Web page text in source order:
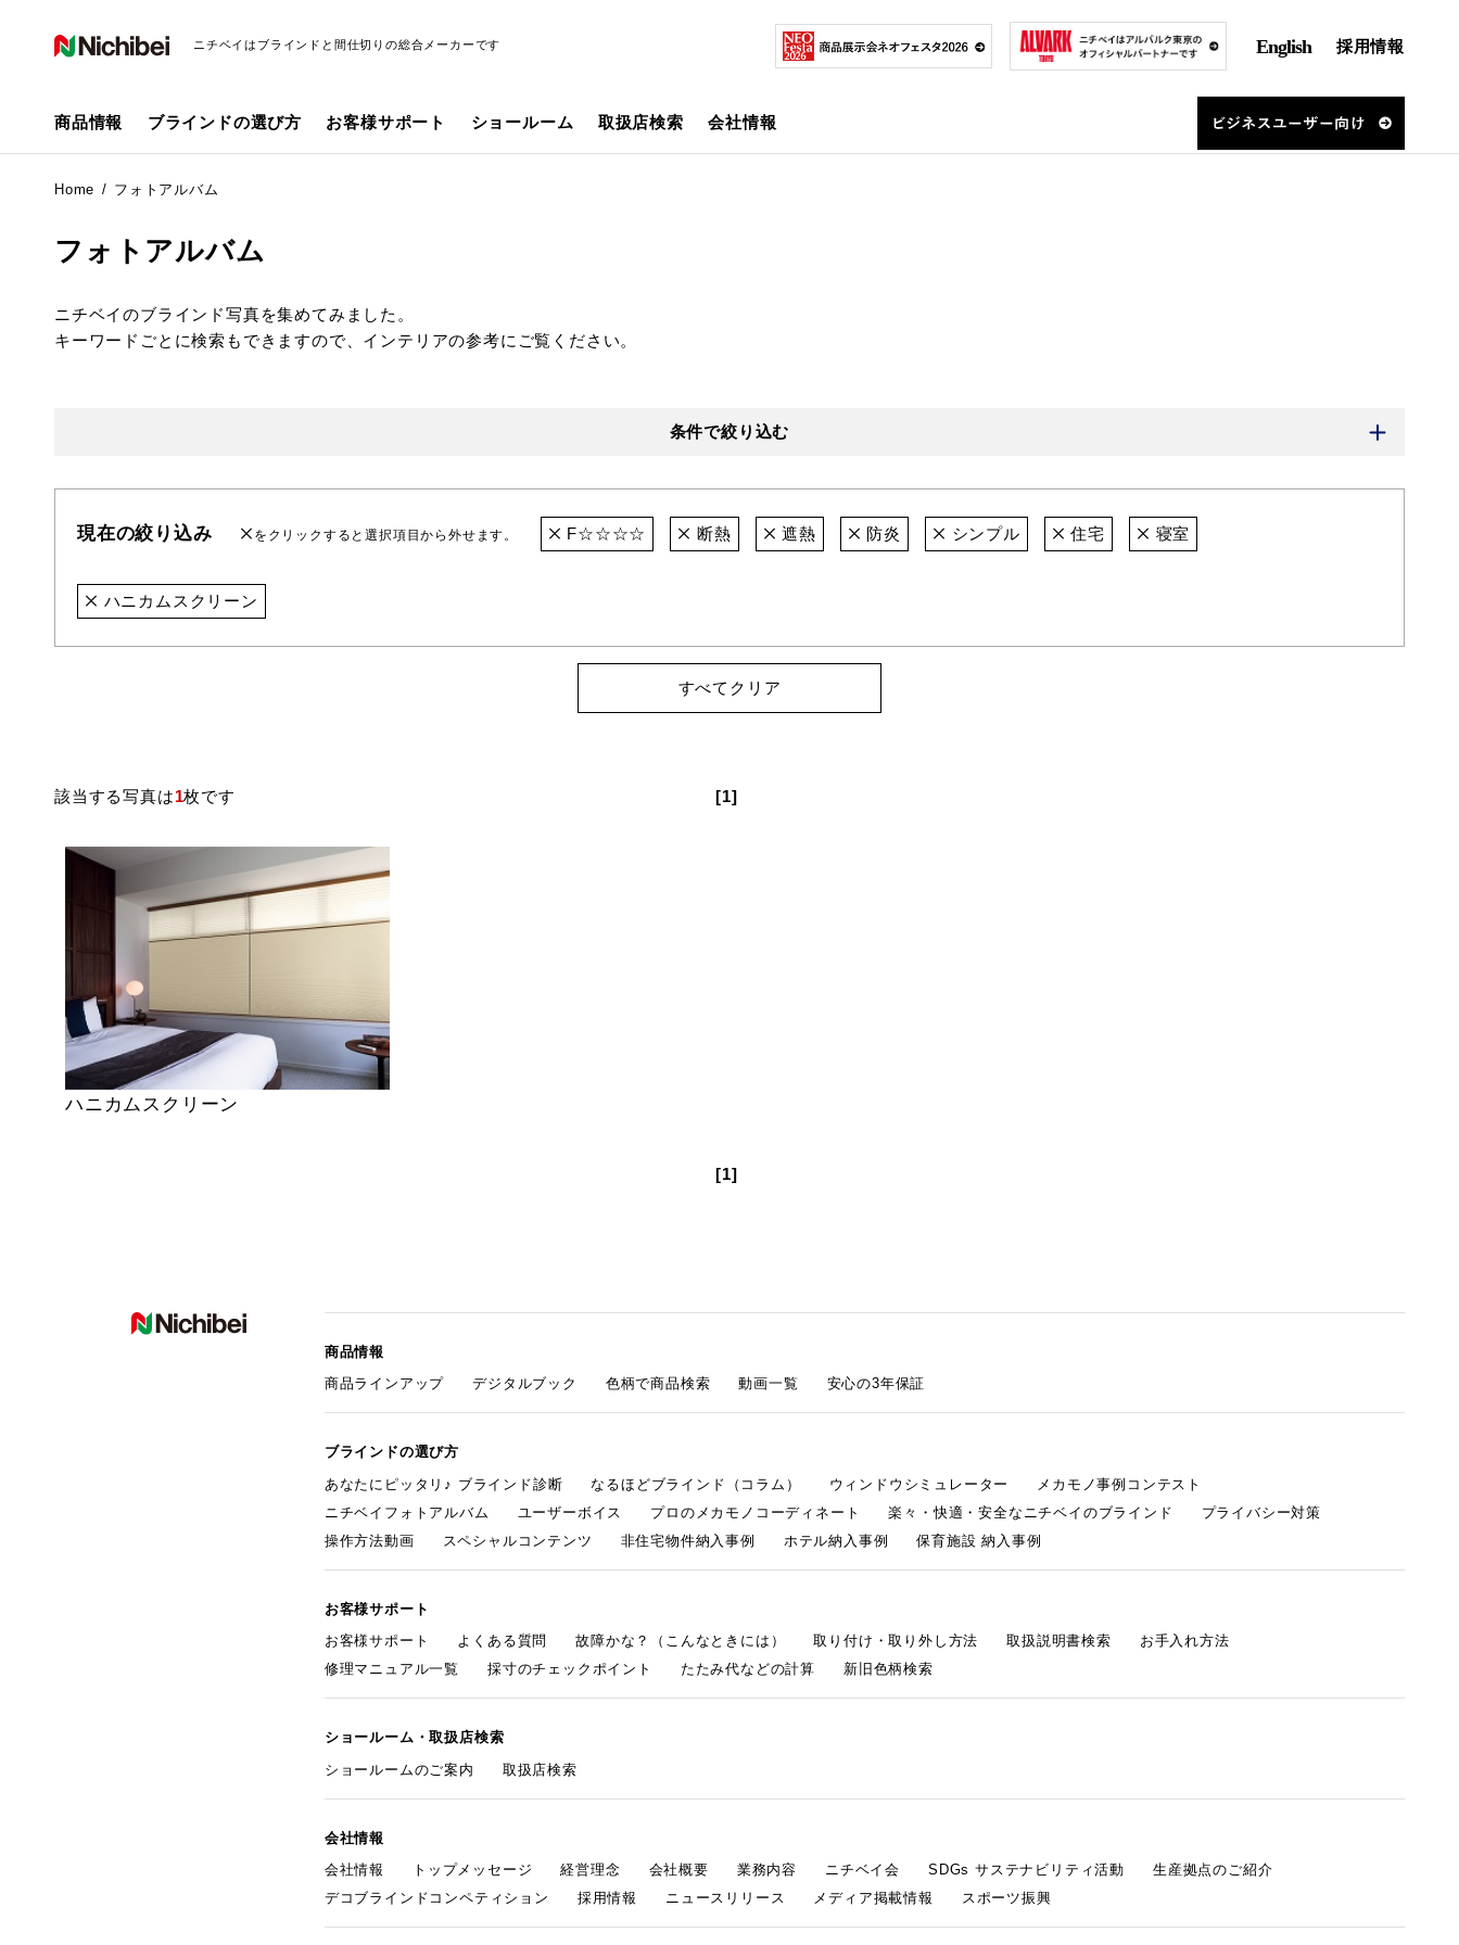
ニチベイはブラインドと間仕切りの総合メーカーです English 採用情報
商品情報 ブラインドの選び方 お客様サポート ショールーム 取扱店検索 会社情報
Home フォトアルバム
フォトアルバム
ニチベイのブラインド写真を集めてみました。
キーワードごとに検索もできますので、インテリアの参考にご覧ください。
条件で絞り込む
現在の絞り込み をクリックすると選択項目から外せます。 F☆☆☆☆ 断熱 遮熱 防炎 シンプル 住宅 寝室
ハニカムスクリーン
すべてクリア
該当する写真は1枚です [1]
ハニカムスクリーン
[1]
商品情報
商品ラインアップ
デジタルブック 色柄で商品検索 動画一覧 安心の3年保証
ブラインドの選び方
あなたにピッタリ♪ ブラインド診断
なるほどブラインド（コラム） ウィンドウシミュレーター
メカモノ事例コンテスト
ニチベイフォトアルバム
ユーザーボイス プロのメカモノコーディネート 楽々・快適・安全なニチベイのブラインド
プライバシー対策
操作方法動画
スペシャルコンテンツ 非住宅物件納入事例 ホテル納入事例 保育施設 納入事例
お客様サポート
お客様サポート
よくある質問 故障かな？（こんなときには） 取り付け・取り外し方法 取扱説明書検索
お手入れ方法
修理マニュアル一覧
採寸のチェックポイント たたみ代などの計算 新旧色柄検索
ショールーム・取扱店検索
ショールームのご案内
取扱店検索
会社情報
会社情報
トップメッセージ 経営理念 会社概要 業務内容 ニチベイ会 SDGs サステナビリティ活動
生産拠点のご紹介
デコブラインドコンペティション
採用情報 ニュースリリース メディア掲載情報 スポーツ振興